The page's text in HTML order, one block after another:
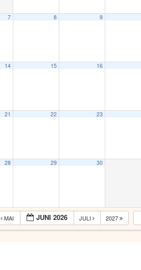
7 8 9
14 15 16
21 22 23
28 29 30
MAI JUNI 2026 JULI 2027